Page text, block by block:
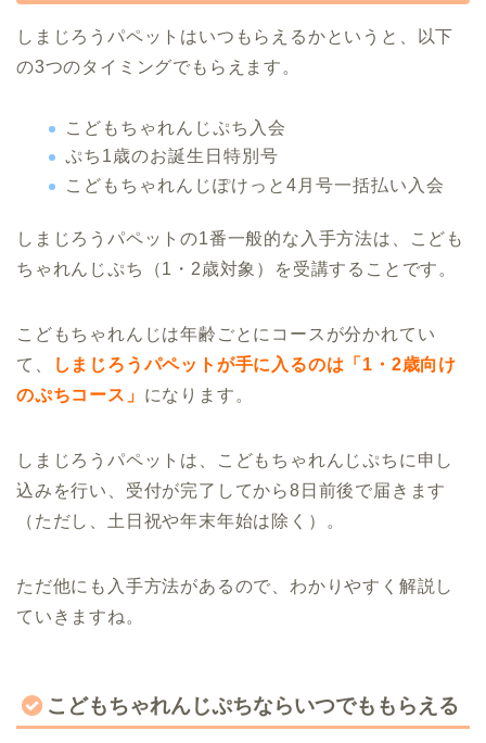
しまじろうパペットはいつもらえるかというと、以下
の3つのタイミングでもらえます。
こどもちゃれんじぷち入会
ぷち1歳のお誕生日特別号
こどもちゃれんじぽけっと4月号一括払い入会
しまじろうパペットの1番一般的な入手方法は、こども
ちゃれんじぷち（1・2歳対象）を受講することです。
こどもちゃれんじは年齢ごとにコースが分かれてい
て、
しまじろうパペットが手に入るのは「1・2歳向け
のぷちコース」 になります。
しまじろうパペットは、こどもちゃれんじぷちに申し
込みを行い、受付が完了してから8日前後で届きます
（ただし、土日祝や年末年始は除く）。
ただ他にも入手方法があるので、わかりやすく解説し
ていきますね。
こどもちゃれんじぷちならいつでももらえる